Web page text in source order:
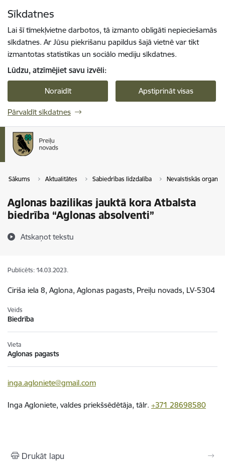
Sīkdatnes
Lai šī tīmekļvietne darbotos, tā izmanto obligāti nepieciešamās
sīkdatnes. Ar Jūsu piekrišanu papildus šajā vietnē var tikt
izmantotas statistikas un sociālo mediju sīkdatnes.
Lūdzu, atzīmējiet savu izvēli:
Noraidīt Apstiprināt visas
Pārvaldīt sīkdatnes
Sākums Aktualitātes Sabiedrības līdzdalība Nevalstiskās
Aglonas bazilikas jauktā kora Atbalsta
biedrība “Aglonas absolventi”
Atskaņot tekstu
Publicēts: 14.03.2023.
Ciriša iela 8, Aglona, Aglonas pagasts, Preiļu novads, LV-5304
Veids
Biedrība
Vieta
Aglonas pagasts
inga.agloniete@gmail.com
Inga Agloniete, valdes priekšsēdētāja, tālr. +371 28698580
Drukāt lapu